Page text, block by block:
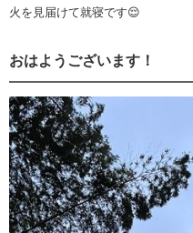
火を見届けて就寝です😌
おはようございます！